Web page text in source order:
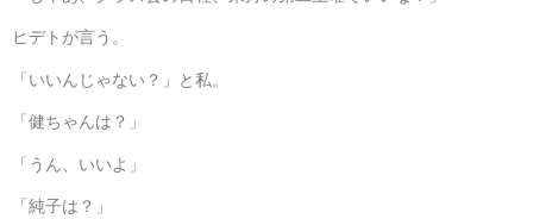
ヒデトが言う。
「いいんじゃない？」と私。
「健ちゃんは？」
「うん、いいよ」
「純子は？」